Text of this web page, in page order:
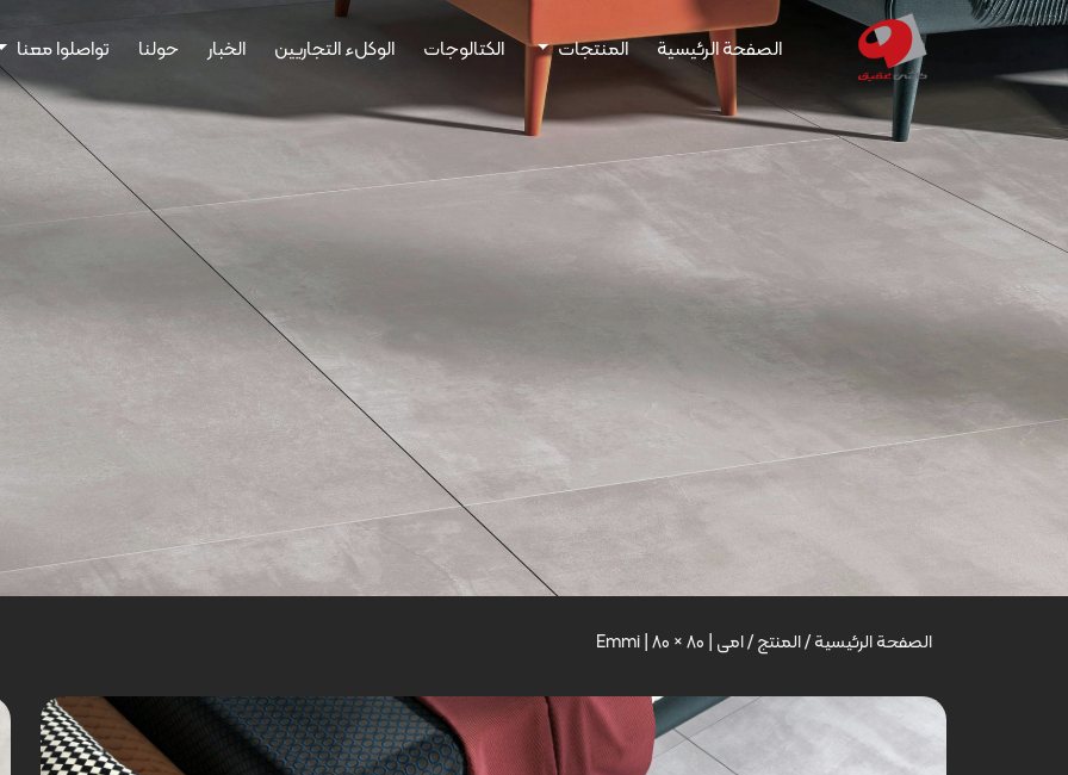
الصفحة الرئيسية المنتجات الكتالوجات الوكلء التجاريين الخبار حولنا تواصلوا معنا
الصفحة الرئيسية/المنتج/امی | Emmi | 80 × 80